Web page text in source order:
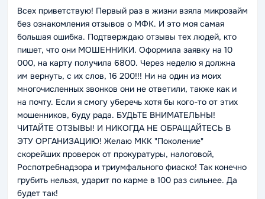
Всех приветствую! Первый раз в жизни взяла микрозайм
без ознакомления отзывов о МФК. И это моя самая
большая ошибка. Подтверждаю отзывы тех людей, кто
пишет, что они МОШЕННИКИ. Оформила заявку на 10
000, на карту получила 6800. Через неделю я должна
им вернуть, с их слов, 16 200!!! Ни на один из моих
многочисленных звонков они не ответили, также как и
на почту. Если я смогу уберечь хотя бы кого-то от этих
мошенников, буду рада. БУДЬТЕ ВНИМАТЕЛЬНЫ!
ЧИТАЙТЕ ОТЗЫВЫ! И НИКОГДА НЕ ОБРАЩАЙТЕСЬ В
ЭТУ ОРГАНИЗАЦИЮ! Желаю МКК "Поколение"
скорейших проверок от прокуратуры, налоговой,
Роспотребнадзора и триумфального фиаско! Так конечно
грубить нельзя, ударит по карме в 100 раз сильнее. Да
будет так!